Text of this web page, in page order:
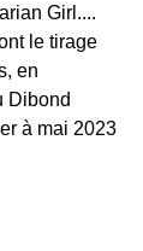
Girl....
le tirage
en
Dibond
à mai 2023